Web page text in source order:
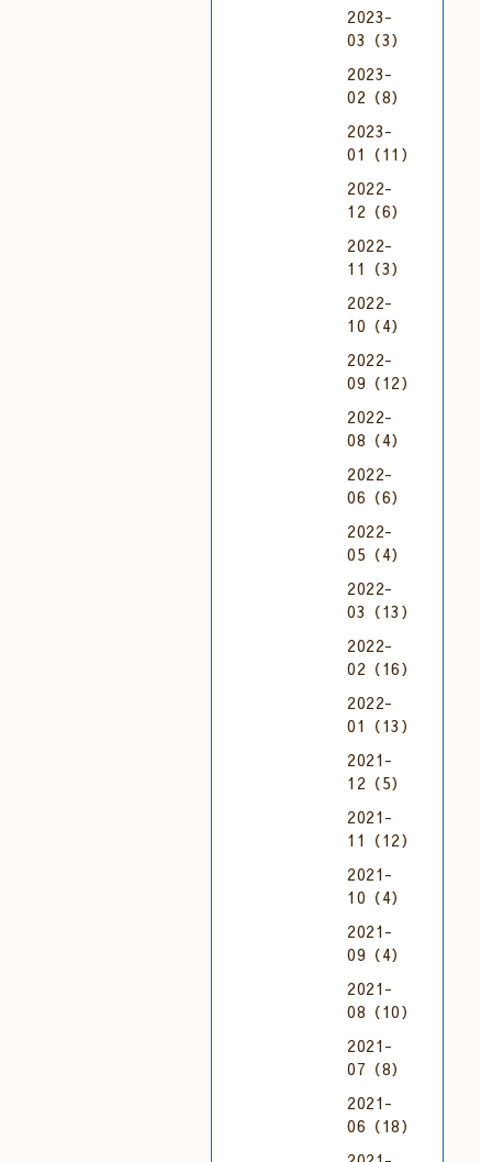
2023-
03（3）
2023-
02（8）
2023-
01（11）
2022-
12（6）
2022-
11（3）
2022-
10（4）
2022-
09（12）
2022-
08（4）
2022-
06（6）
2022-
05（4）
2022-
03（13）
2022-
02（16）
2022-
01（13）
2021-
12（5）
2021-
11（12）
2021-
10（4）
2021-
09（4）
2021-
08（10）
2021-
07（8）
2021-
06（18）